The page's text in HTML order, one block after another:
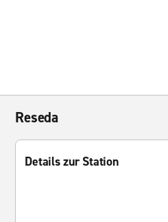
Reseda
Details zur Station